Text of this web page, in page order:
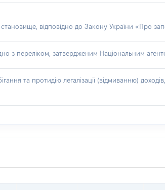
відповідно до Закону України «Про
з переліком, затвердженим Національним
та протидію легалізації (відмиванню)